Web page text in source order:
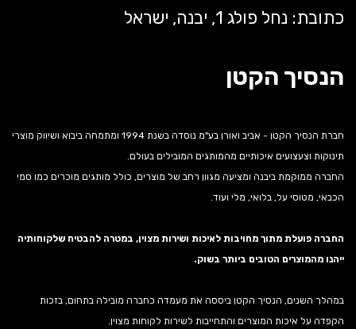
כתובת: נחל פולג 1, יבנה, ישראל
הנסיך הקטן
חברת הנסיך הקטן - אביב ואורן בע"מ נוסדה בשנת 1994 ומתמחה ביבוא ושיווק מוצרי
תינוקות וצעצועים איכותיים מהמותגים המובילים בעולם.
החברה ממוקמת ביבנה ומציעה מגוון רחב של מוצרים, כולל מותגים מוכרים כמו סמי
הכבאי, מטוסי על, בלואי, מלי ועוד.
החברה פועלת מתוך מחויבות לאיכות ושירות מצוין, במטרה להבטיח שלקוחותיה
ייהנו מהמוצרים הטובים ביותר בשוק.
במהלך השנים, הנסיך הקטן ביססה את מעמדה כחברה מובילה בתחום, בזכות
הקפדה על איכות המוצרים והתחייבות לשירות לקוחות מצוין.